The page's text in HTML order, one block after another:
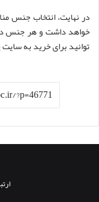
در نهایت، انتخاب جنس
خواهد داشت و هر جنس
توانید برای خرید به